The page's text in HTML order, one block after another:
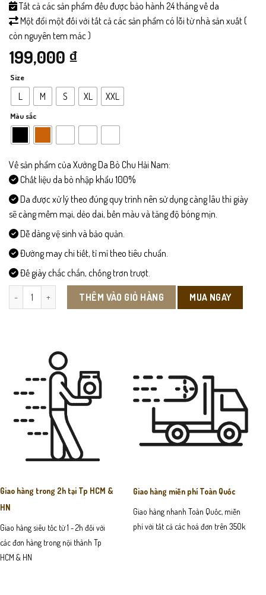
Tất cả các sản phẩm đều được bảo hành 24 tháng về da
Một đổi một đối với tất cả các sản phẩm có lỗi từ nhà sản xuất (
còn nguyên tem mác )
199,000 ₫
Size
L M S XL XXL
Màu sắc
Về sản phẩm của Xưởng Da Bò Chu Hải Nam:
Chất liệu da bò nhập khẩu 100%
Da được xử lý theo đúng quy trình nên sử dụng càng lâu thì giày
sẽ càng mềm mại, dẻo dai, bền màu và tăng độ bóng mịn.
Dễ dàng vệ sinh và bảo quản.
Đường may chi tiết, tỉ mỉ theo tiêu chuẩn.
Đế giày chắc chắn, chống trơn trượt.
AO11-Áo Polo Nam số lượngTHÊM VÀO GIỎ HÀNG MUA NGAY
Giao hàng trong 2h tại Tp HCM &
HN
Giao hàng siêu tốc từ 1 - 2h đối với
các đơn hàng trong nội thành Tp
HCM & HN
Giao hàng miễn phí Toàn Quốc
Giao hàng nhanh Toàn Quốc, miễn
phí với tất cả các hoá đơn trên 350k